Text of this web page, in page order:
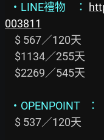
・LINE禮物    ：
003811
・OPENPOINT   ：